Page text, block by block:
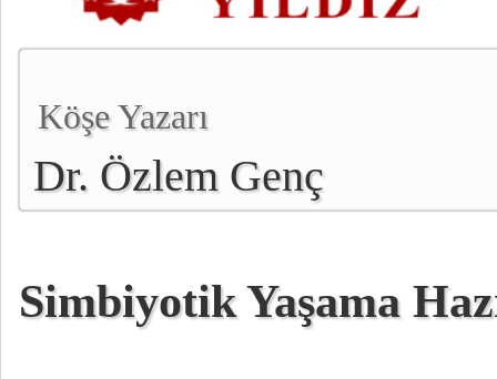
Köşe Yazarı
Dr. Özlem Genç
Simbiyotik Yaşama